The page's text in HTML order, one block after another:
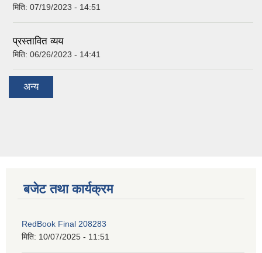
मिति: 07/19/2023 - 14:51
प्रस्तावित व्यय
मिति: 06/26/2023 - 14:41
अन्य
बजेट तथा कार्यक्रम
RedBook Final 208283
मिति: 10/07/2025 - 11:51